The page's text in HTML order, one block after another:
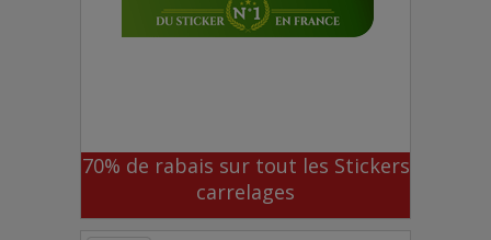
70% de rabais sur tout les Stickers
carrelages